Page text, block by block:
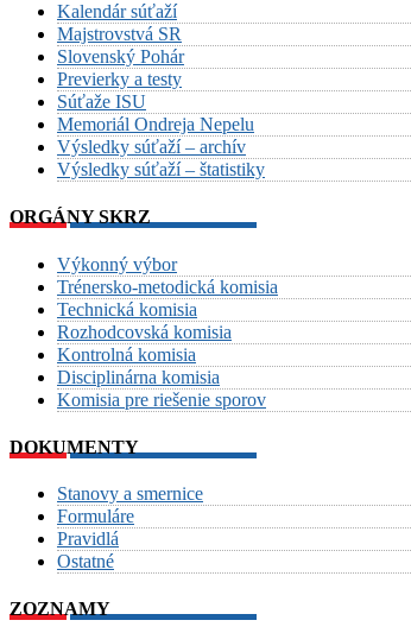
Kalendár súťaží
Majstrovstvá SR
Slovenský Pohár
Previerky a testy
Súťaže ISU
Memoriál Ondreja Nepelu
Výsledky súťaží – archív
Výsledky súťaží – štatistiky
ORGÁNY SKRZ
Výkonný výbor
Trénersko-metodická komisia
Technická komisia
Rozhodcovská komisia
Kontrolná komisia
Disciplinárna komisia
Komisia pre riešenie sporov
DOKUMENTY
Stanovy a smernice
Formuláre
Pravidlá
Ostatné
ZOZNAMY